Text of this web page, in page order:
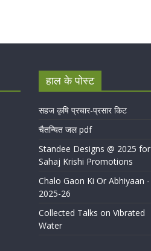
हाल के पोस्ट
सहज कृषि प्रचार-प्रसार किट
चैतन्यित जल pdf
Standee Designs @ 2025 for
Sahaj Krishi Promotions
Chalo Gaon Ki Or Abhiyaan -
2025-26
Collected Talks on Vibrated
Water